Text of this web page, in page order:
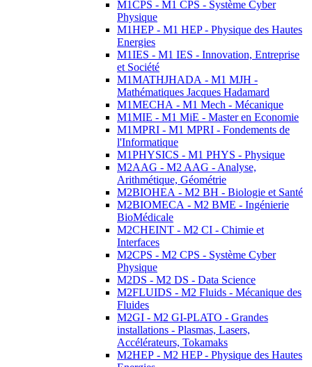
M1CPS - M1 CPS - Système Cyber
Physique
M1HEP - M1 HEP - Physique des Hautes
Energies
M1IES - M1 IES - Innovation, Entreprise
et Société
M1MATHJHADA - M1 MJH -
Mathématiques Jacques Hadamard
M1MECHA - M1 Mech - Mécanique
M1MIE - M1 MiE - Master en Economie
M1MPRI - M1 MPRI - Fondements de
l'Informatique
M1PHYSICS - M1 PHYS - Physique
M2AAG - M2 AAG - Analyse,
Arithmétique, Géométrie
M2BIOHEA - M2 BH - Biologie et Santé
M2BIOMECA - M2 BME - Ingénierie
BioMédicale
M2CHEINT - M2 CI - Chimie et
Interfaces
M2CPS - M2 CPS - Système Cyber
Physique
M2DS - M2 DS - Data Science
M2FLUIDS - M2 Fluids - Mécanique des
Fluides
M2GI - M2 GI-PLATO - Grandes
installations - Plasmas, Lasers,
Accélérateurs, Tokamaks
M2HEP - M2 HEP - Physique des Hautes